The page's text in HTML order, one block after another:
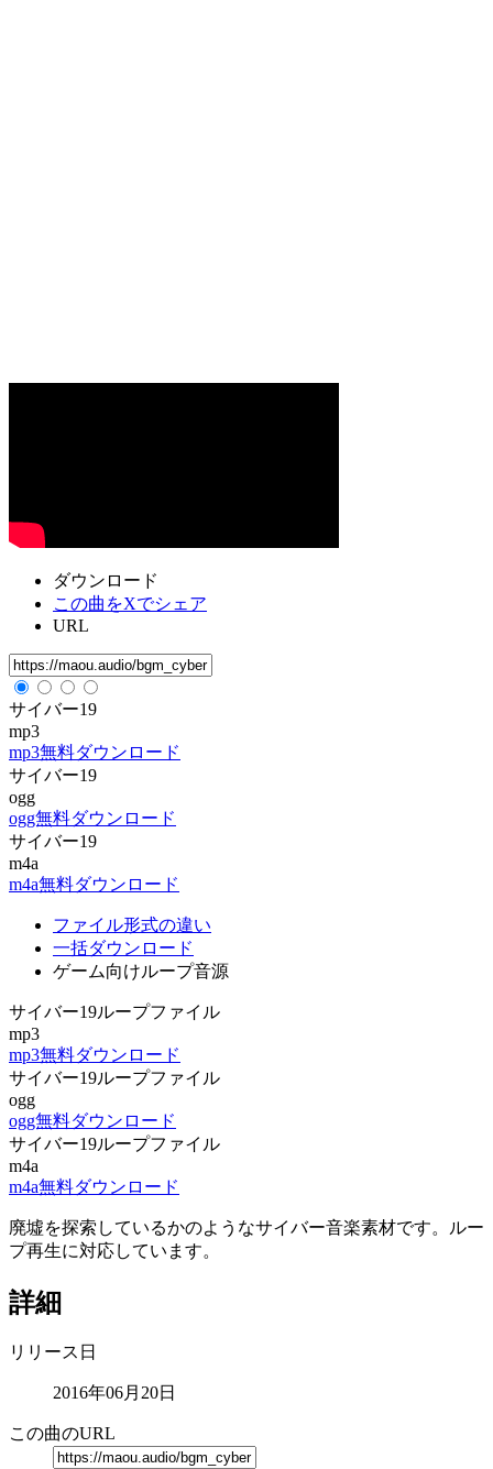
ダウンロード
この曲をXでシェア
URL
サイバー19
mp3
mp3無料ダウンロード
サイバー19
ogg
ogg無料ダウンロード
サイバー19
m4a
m4a無料ダウンロード
ファイル形式の違い
一括ダウンロード
ゲーム向けループ音源
サイバー19ループファイル
mp3
mp3無料ダウンロード
サイバー19ループファイル
ogg
ogg無料ダウンロード
サイバー19ループファイル
m4a
m4a無料ダウンロード
廃墟を探索しているかのようなサイバー音楽素材です。ルー
プ再生に対応しています。
詳細
リリース日
2016年06月20日
この曲のURL